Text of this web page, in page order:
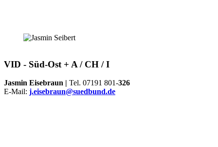
VID - Süd-Ost + A / CH / I
Jasmin Eisebraun | Tel. 07191 801-326
E-Mail: j.eisebraun@suedbund.de